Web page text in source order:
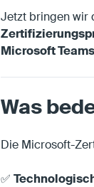
Jetzt bringen wir
Microsoft
Was
Die Microsoft-
✅